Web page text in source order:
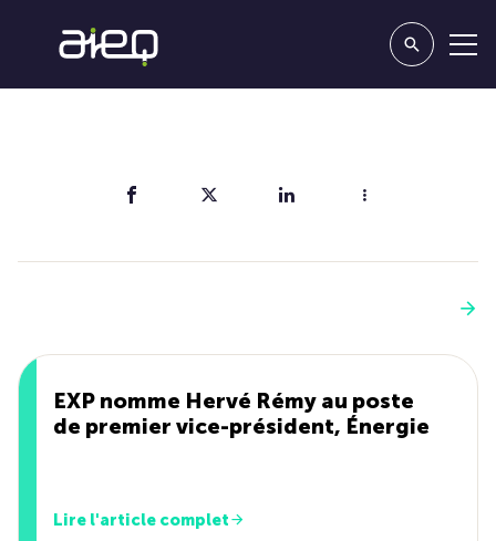
EXP nomme Hervé Rémy au poste
de premier vice-président, Énergie
Lire l'article complet